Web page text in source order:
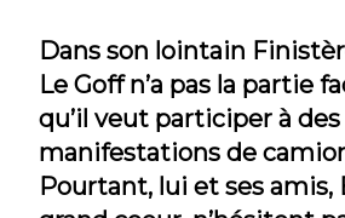
Dans son lointain
Le Goff n’a pas la partie
qu’il veut participer à des
manifestations de
Pourtant, lui et ses amis,